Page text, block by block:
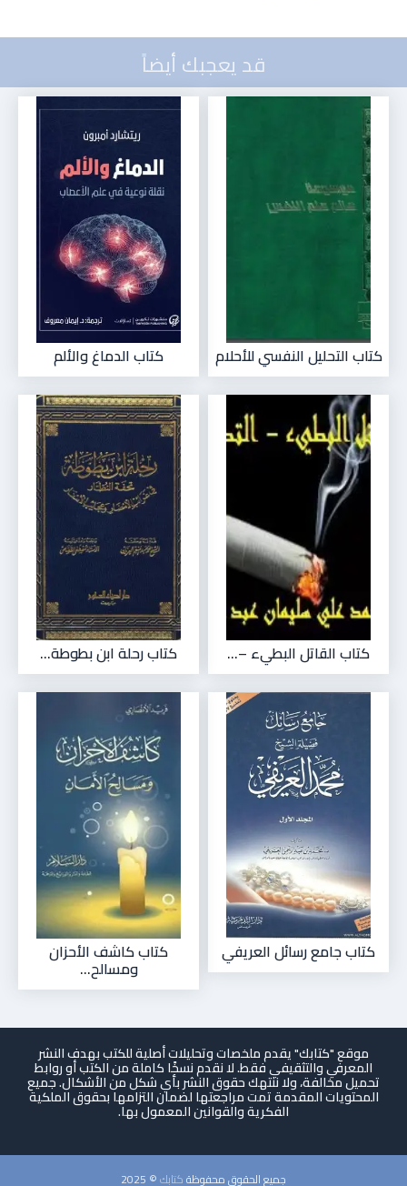
قد يعجبك أيضاً
كتاب التحليل النفسي للأحلام كتاب الدماغ والألم
كتاب القاتل البطيء –... كتاب رحلة ابن بطوطة...
كتاب جامع رسائل العريفي كتاب كاشف الأحزان
ومسالح...
موقع "كتابك" يقدم ملخصات وتحليلات أصلية للكتب بهدف النشر
المعرفي والتثقيفي فقط. لا نقدم نسخًا كاملة من الكتب أو روابط
تحميل مخالفة، ولا ننتهك حقوق النشر بأي شكل من الأشكال. جميع
المحتويات المقدمة تمت مراجعتها لضمان التزامها بحقوق الملكية
الفكرية والقوانين المعمول بها.
جميع الحقوق محفوظةكتابك© 2025